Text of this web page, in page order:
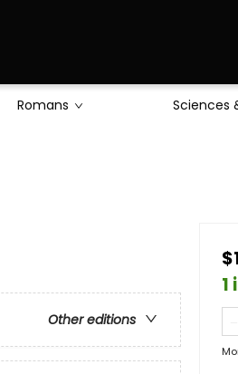
Romans Sciences
Other editions
1